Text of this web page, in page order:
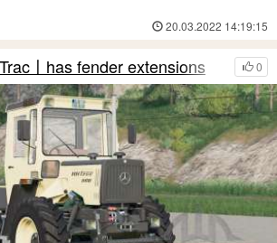
20.03.2022 14:19:15
0
〡has fender extensions